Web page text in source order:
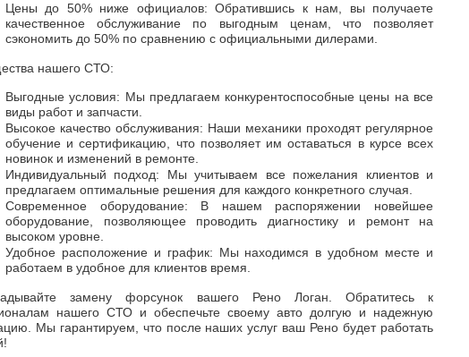
Цены до 50% ниже официалов: Обратившись к нам, вы получаете
качественное обслуживание по выгодным ценам, что позволяет
сэкономить до 50% по сравнению с официальными дилерами.
нашего СТО:
Выгодные условия: Мы предлагаем конкурентоспособные цены на все
виды работ и запчасти.
Высокое качество обслуживания: Наши механики проходят регулярное
обучение и сертификацию, что позволяет им оставаться в курсе всех
новинок и изменений в ремонте.
Индивидуальный подход: Мы учитываем все пожелания клиентов и
предлагаем оптимальные решения для каждого конкретного случая.
Современное оборудование: В нашем распоряжении новейшее
оборудование, позволяющее проводить диагностику и ремонт на
высоком уровне.
Удобное расположение и график: Мы находимся в удобном месте и
работаем в удобное для клиентов время.
замену форсунок вашего Рено Логан. Обратитесь к
нашего СТО и обеспечьте своему авто долгую и надежную
Мы гарантируем, что после наших услуг ваш Рено будет работать